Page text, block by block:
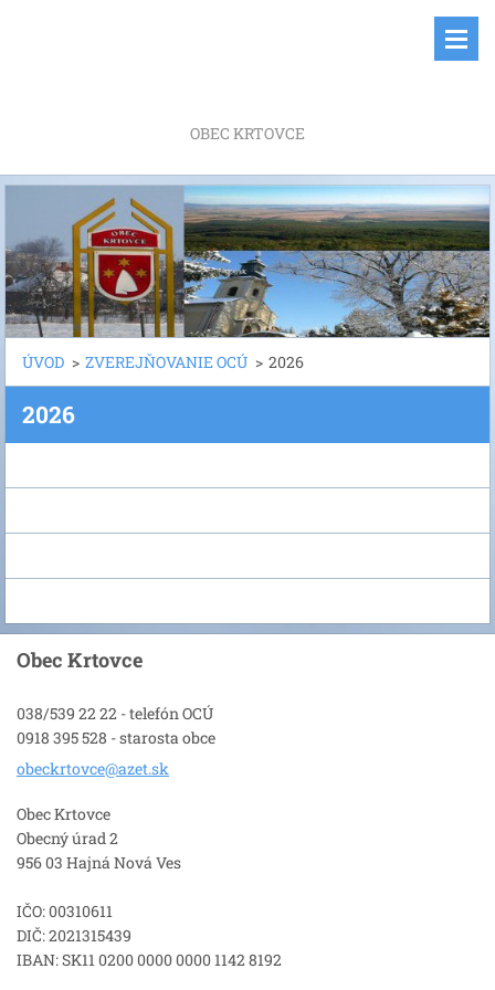
OBEC KRTOVCE
ÚVOD > ZVEREJŇOVANIE OCÚ > 2026
2026
Obec Krtovce
038/539 22 22 - telefón OCÚ
0918 395 528 - starosta obce
obeckrtovce@azet.sk
Obec Krtovce
Obecný úrad 2
956 03 Hajná Nová Ves
IČO: 00310611
DIČ: 2021315439
IBAN: SK11 0200 0000 0000 1142 8192